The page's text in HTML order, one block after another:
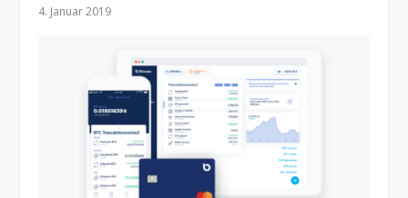
4. Januar 2019